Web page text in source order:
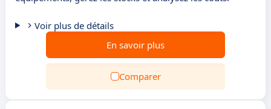
Voir plus de détails
En savoir plus
Comparer